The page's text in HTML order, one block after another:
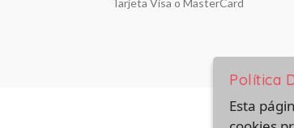
Tarjeta Visa o MasterCard
Política
Esta